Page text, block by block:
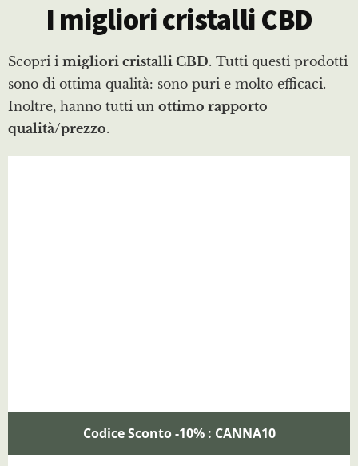
I migliori cristalli CBD
Scopri i migliori cristalli CBD. Tutti questi prodotti
sono di ottima qualità: sono puri e molto efficaci.
Inoltre, hanno tutti un ottimo rapporto
qualità/prezzo.
Codice Sconto -10% : CANNA10